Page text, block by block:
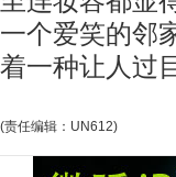
一个爱笑的邻
着一种让人过
(责任编辑：UN612)